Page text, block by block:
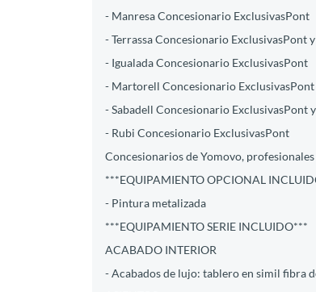
- Manresa Concesionario ExclusivasPont
- Terrassa Concesionario ExclusivasPont
- Igualada Concesionario ExclusivasPont
- Martorell Concesionario ExclusivasPont
- Sabadell Concesionario ExclusivasPont
- Rubi Concesionario ExclusivasPont
Concesionarios de Yomovo,
***EQUIPAMIENTO OPCIONAL
- Pintura metalizada
***EQUIPAMIENTO SERIE INCLUIDO***
ACABADO INTERIOR
- Acabados de lujo: tablero en simil fibra